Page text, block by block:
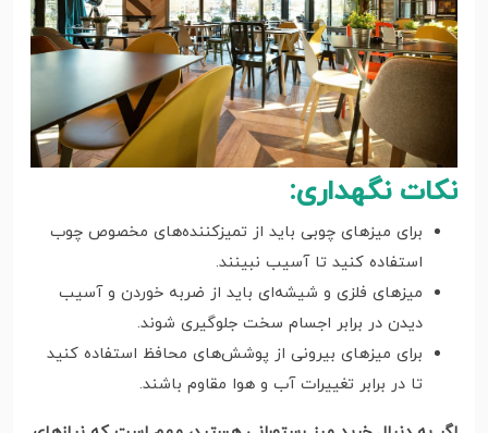
نکات نگهداری:
برای میزهای چوبی باید از تمیزکننده‌های مخصوص چوب
استفاده کنید تا آسیب نبینند.
میزهای فلزی و شیشه‌ای باید از ضربه خوردن و آسیب
دیدن در برابر اجسام سخت جلوگیری شوند.
برای میزهای بیرونی از پوشش‌های محافظ استفاده کنید
تا در برابر تغییرات آب و هوا مقاوم باشند.